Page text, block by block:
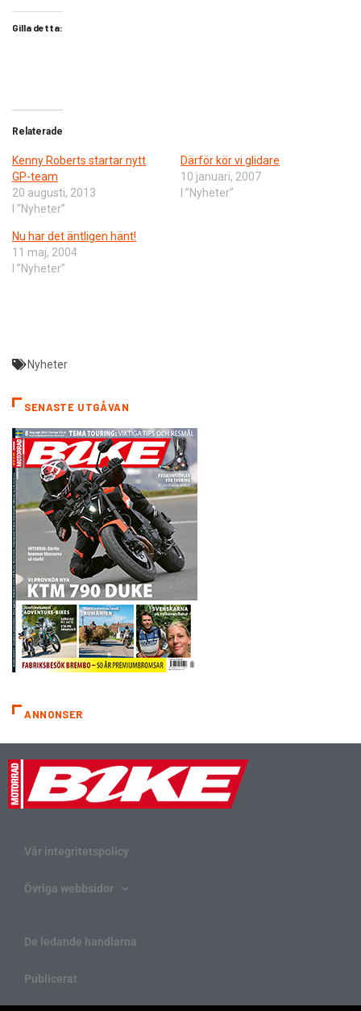
Gilla detta:
Relaterade
Kenny Roberts startar nytt
GP-team
20 augusti, 2013
I ”Nyheter”
Därför kör vi glidare
10 januari, 2007
I ”Nyheter”
Nu har det äntligen hänt!
11 maj, 2004
I ”Nyheter”
Nyheter
SENASTE UTGÅVAN
ANNONSER
Vår integritetspolicy
Övriga webbsidor
De ledande handlarna
Publicerat